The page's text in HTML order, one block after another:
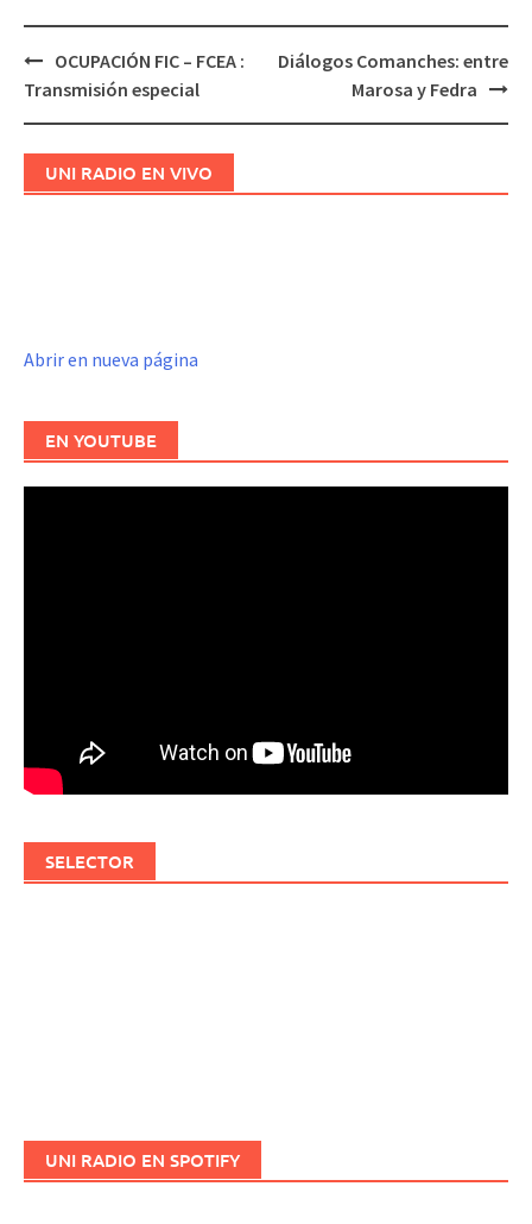
Navegación
OCUPACIÓN FIC – FCEA :
Transmisión especial
Diálogos Comanches: entre
Marosa y Fedra
UNI RADIO EN VIVO
Abrir en nueva página
EN YOUTUBE
SELECTOR
UNI RADIO EN SPOTIFY